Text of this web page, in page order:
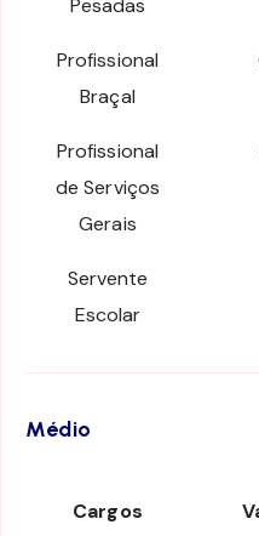
Pesadas
Profissional
Braçal
Profissional
de Serviços
Gerais
Servente
Escolar
Médio
Cargos